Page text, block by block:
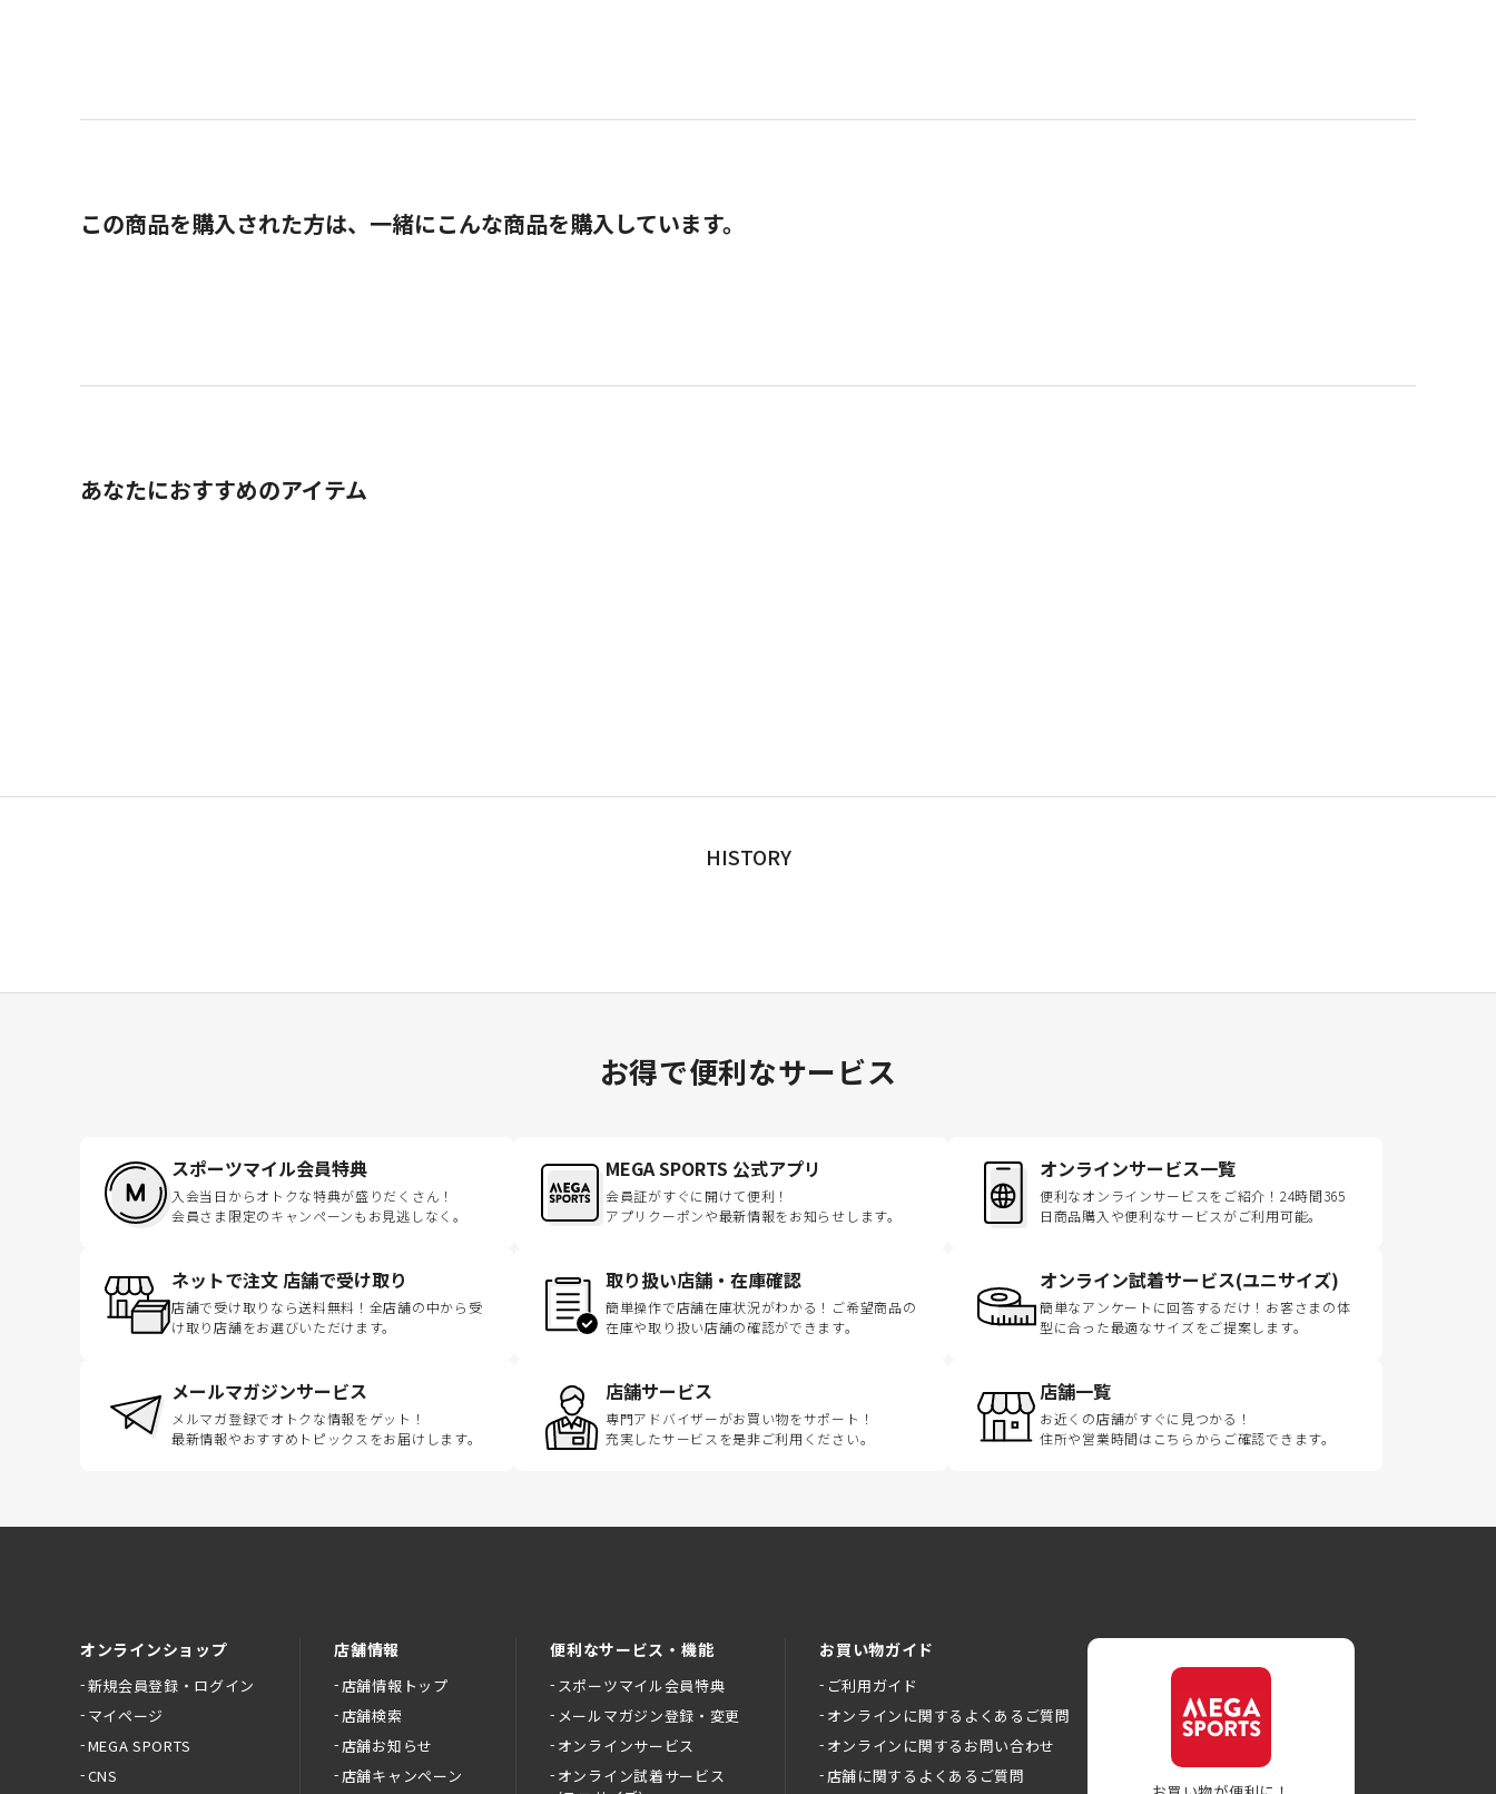
この商品を購入された方は、一緒にこんな商品を購入しています。
あなたにおすすめのアイテム
HISTORY
お得で便利なサービス
スポーツマイル会員特典
入会当日からオトクな特典が盛りだくさん！
会員さま限定のキャンペーンもお見逃しなく。
MEGA SPORTS 公式アプリ
会員証がすぐに開けて便利！
アプリクーポンや最新情報をお知らせします。
オンラインサービス一覧
便利なオンラインサービスをご紹介！24時間365
日商品購入や便利なサービスがご利用可能。
ネットで注文 店舗で受け取り
店舗で受け取りなら送料無料！全店舗の中から受
け取り店舗をお選びいただけます。
取り扱い店舗・在庫確認
簡単操作で店舗在庫状況がわかる！ご希望商品の
在庫や取り扱い店舗の確認ができます。
オンライン試着サービス(ユニサイズ)
簡単なアンケートに回答するだけ！お客さまの体
型に合った最適なサイズをご提案します。
メールマガジンサービス
メルマガ登録でオトクな情報をゲット！
最新情報やおすすめトピックスをお届けします。
店舗サービス
専門アドバイザーがお買い物をサポート！
充実したサービスを是非ご利用ください。
店舗一覧
お近くの店舗がすぐに見つかる！
住所や営業時間はこちらからご確認できます。
オンラインショップ
新規会員登録・ログイン
マイページ
MEGA SPORTS
CNS
店舗情報
店舗情報トップ
店舗検索
店舗お知らせ
店舗キャンペーン
便利なサービス・機能
スポーツマイル会員特典
メールマガジン登録・変更
オンラインサービス
オンライン試着サービス
お買い物ガイド
ご利用ガイド
オンラインに関するよくあるご質問
オンラインに関するお問い合わせ
店舗に関するよくあるご質問